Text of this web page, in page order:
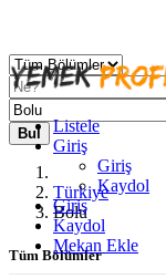
Listele
Giriş
Giriş
Kaydol
Giriş
Kaydol
Mekan Ekle
Bul
Türkiye
Bolu
Tüm Bölümler